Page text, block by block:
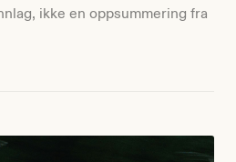
ikke en oppsummering fra